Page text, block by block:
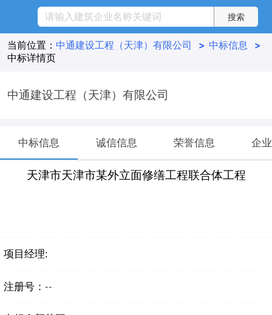
当前位置： 中通建设工程（天津）有限公司 > 中标信息
>
中标详情页
中通建设工程（天津）有限公司
中标信息 诚信信息 荣誉信息 企
天津市天津市某外立面修缮工程联合体工程
项目经理:
注册号： --